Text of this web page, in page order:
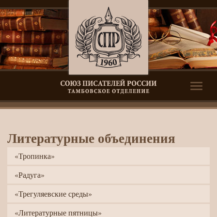
Toggle
объединения
Литературные объединения
«Тропинка»
«Радуга»
«Трегуляевские среды»
«Литературные пятницы»